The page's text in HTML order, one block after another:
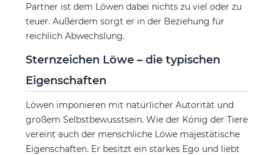
Partner ist dem Löwen dabei nichts zu viel oder zu
teuer. Außerdem sorgt er in der Beziehung für
reichlich Abwechslung.
Sternzeichen Löwe – die typischen
Eigenschaften
Löwen imponieren mit natürlicher Autorität und
großem Selbstbewusstsein. Wie der König der Tiere
vereint auch der menschliche Löwe majestätische
Eigenschaften. Er besitzt ein starkes Ego und liebt